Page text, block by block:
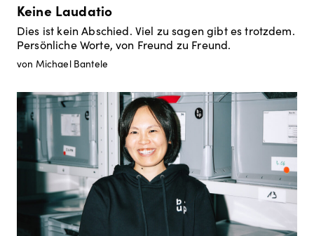
Keine Laudatio
Dies ist kein Abschied. Viel zu sagen gibt es trotzdem.
Persönliche Worte, von Freund zu Freund.
von Michael Bantele